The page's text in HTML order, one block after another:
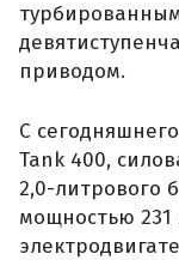
приводом.
С
Tank 400,
2,0-литрового
мощностью 231